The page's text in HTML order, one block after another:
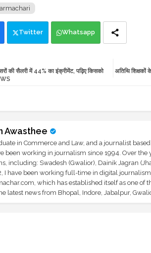
Twitter Whatsapp
अतिथि शिक्षकों
की सैलरी में 44% का इंक्रीमेंट, पढ़िए किसको
Awasthee
in Commerce and Law, and a journalist
been working in journalism since 1994. Over
including: Swadesh (Gwalior), Dainik Jagran
I have been working full-time in digital
which has established itself as one of
latest news from Bhopal, Indore, Jabalpur,